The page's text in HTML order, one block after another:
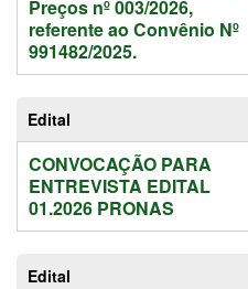
Preços nº 003/2026,
referente ao Convênio Nº
991482/2025.
Edital
CONVOCAÇÃO PARA
ENTREVISTA EDITAL
01.2026 PRONAS
Edital